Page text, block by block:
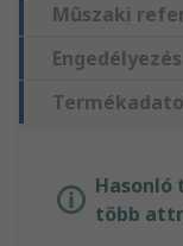
Műszaki
Hasonló
több